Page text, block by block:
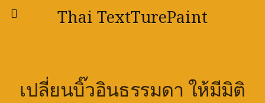
Thai TextTurePaint
เปลี่ยนบิ๊วอินธรรมดา ให้มีมิติ